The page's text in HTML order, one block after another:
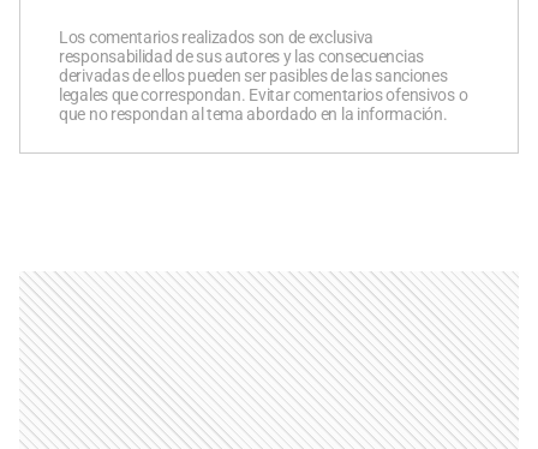
Los comentarios realizados son de exclusiva
responsabilidad de sus autores y las consecuencias
derivadas de ellos pueden ser pasibles de las sanciones
legales que correspondan. Evitar comentarios ofensivos o
que no respondan al tema abordado en la información.